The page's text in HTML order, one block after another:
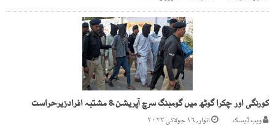
کورنگی اور چکرا گوٹھ میں گومبنگ سرچ آپریشن،8 مشتبہ افرادزیرحراست
ویب ڈیسک اتوار, ۱۶ جولائی ۲۰۲۳